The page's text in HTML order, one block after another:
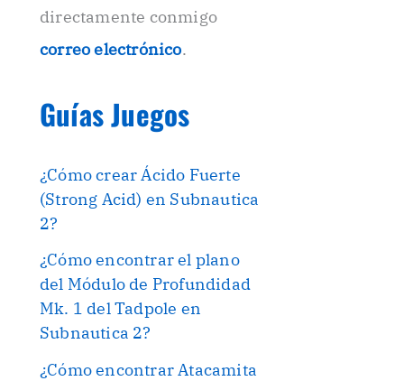
directamente conmigo
correo electrónico.
Guías Juegos
¿Cómo crear Ácido Fuerte
(Strong Acid) en Subnautica
2?
¿Cómo encontrar el plano
del Módulo de Profundidad
Mk. 1 del Tadpole en
Subnautica 2?
¿Cómo encontrar Atacamita